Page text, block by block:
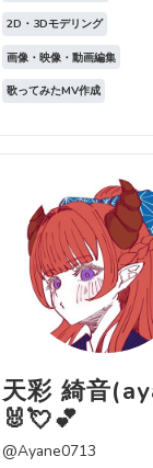
2D・3Dモデリング
画像・映像・動画編集
歌ってみたMV作成
天彩 綺音
🐰💘💕
@Ayane0713